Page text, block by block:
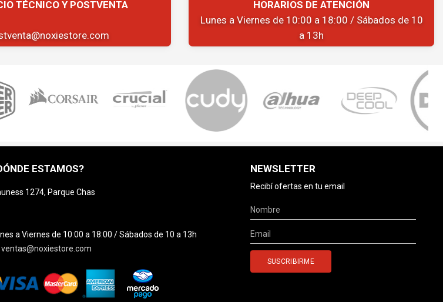
HORARIOS DE ATENCIÓN
Lunes a Viernes de 10:00 a 18:00 / Sábados de 10
a 13h
ESTAMOS?
1274, Parque Chas
a Viernes de 10:00 a 18:00 / Sábados de 10 a 13h
ventas@noxiestore.com
NEWSLETTER
Recibí ofertas en tu email